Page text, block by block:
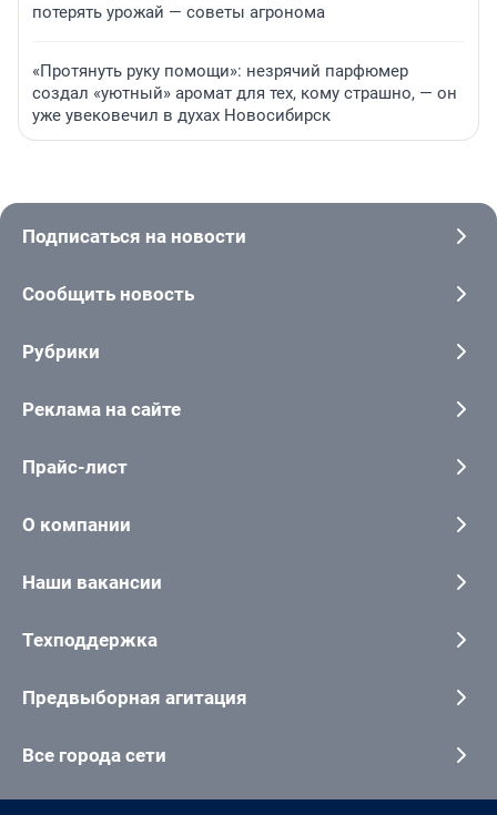
потерять урожай — советы агронома
«Протянуть руку помощи»: незрячий парфюмер
создал «уютный» аромат для тех, кому страшно, — он
уже увековечил в духах Новосибирск
Подписаться на новости
Сообщить новость
Рубрики
Реклама на сайте
Прайс-лист
О компании
Наши вакансии
Техподдержка
Предвыборная агитация
Все города сети